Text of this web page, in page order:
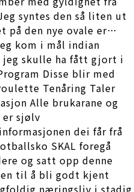
syntes den så liten ut
på den nye ovale er…
kom i mål indian
skulle ha fått gjort i
Disse blir med
Tenåring Taler
Alle brukarane og
er sjølv
dei får frå
SKAL foregå
og satt opp denne
til å bli godt kjent
næringsliv i stadig